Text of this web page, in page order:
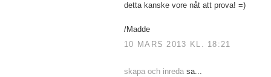
detta kanske vore nåt att prova! =)
/Madde
10 MARS 2013 KL. 18:21
skapa och inreda sa...